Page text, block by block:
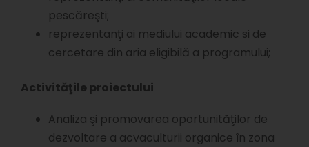
pescăreşti;
reprezentanţi ai mediului academic si de
cercetare din aria eligibilă a programului;
Activităţile proiectului
Analiza şi promovarea oportunităţilor de
dezvoltare a acvaculturii organice în zona